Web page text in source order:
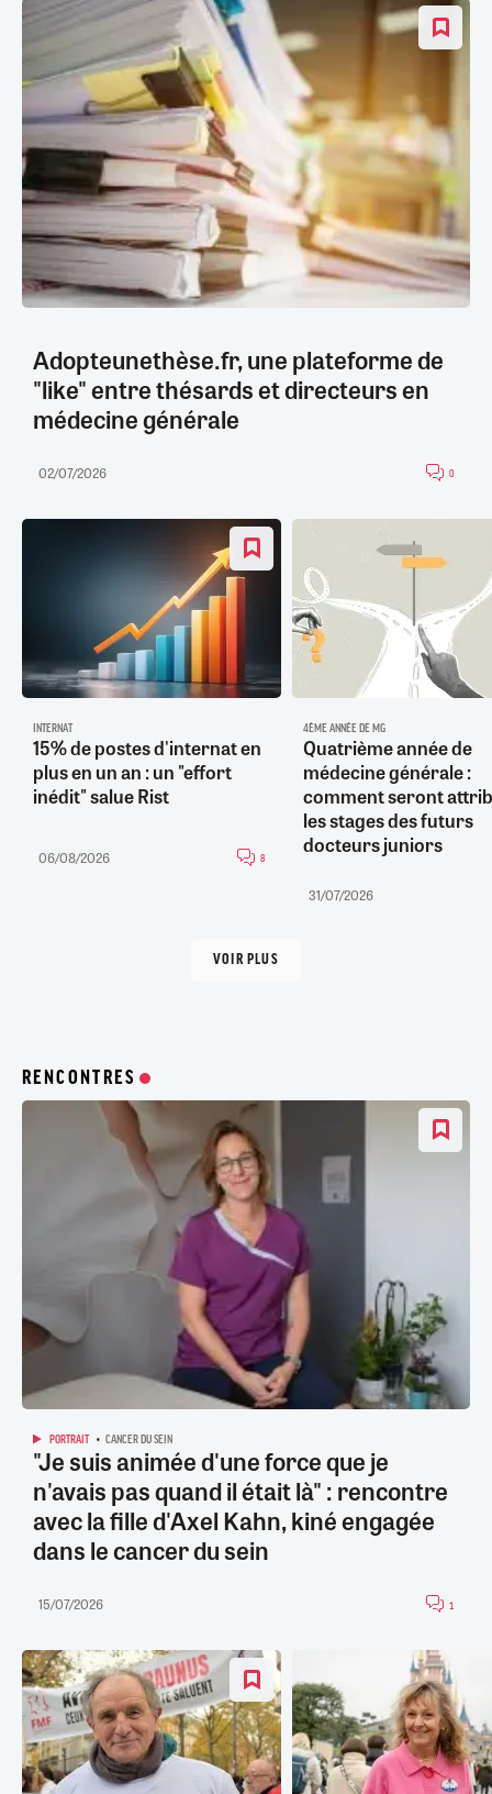
Adopteunethèse.fr, une plateforme de
"like" entre thésards et directeurs en
médecine générale
02/07/2026 0
INTERNAT
15% de postes d'internat en
plus en un an : un "effort
inédit" salue Rist
06/08/2026 8
4ÈME ANNÉE DE MG
Quatrième année de
médecine générale :
comment seront
les stages des futurs
docteurs juniors
31/07/2026
VOIR PLUS
RENCONTRES
PORTRAIT CANCER DU SEIN
"Je suis animée d'une force que je
n'avais pas quand il était là" : rencontre
avec la fille d'Axel Kahn, kiné engagée
dans le cancer du sein
15/07/2026 1